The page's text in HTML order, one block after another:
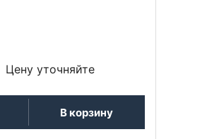
Цену уточняйте
В корзину